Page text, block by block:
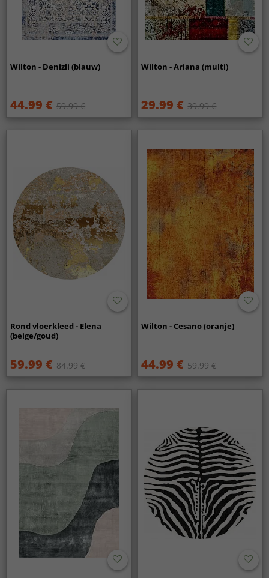
Wilton - Denizli (blauw)
44.99 € 59.99 €
Wilton - Ariana (multi)
29.99 € 39.99 €
Rond vloerkleed - Elena
(beige/goud)
59.99 € 84.99 €
Wilton - Cesano (oranje)
44.99 € 59.99 €